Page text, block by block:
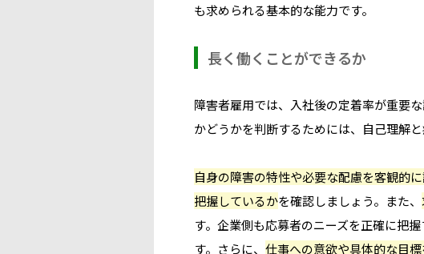
も求められる基本的な能力です。
長く働くことができるか
障害者雇用では、入社後の定着率が重要
かどうかを判断するためには、自己理解
自身の障害の特性や必要な配慮を客観的
把握しているかを確認しましょう。また、
す。企業側も応募者のニーズを正確に把
す。さらに、 仕事への意欲や具体的な目